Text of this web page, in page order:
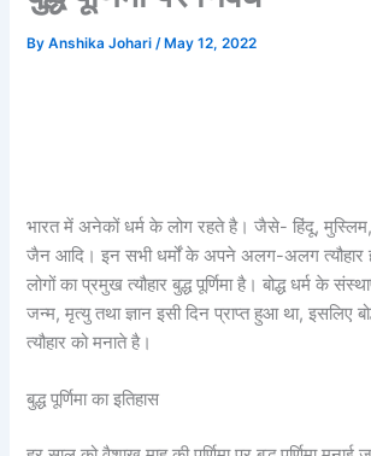
ByAnshika Johari/ May 12, 2022
भारत में अनेकों धर्म के लोग रहते है। जैसे- हिंदू, मुस्लिम,
जैन आदि। इन सभी धर्मों के अपने अलग-अलग त्यौहार
लोगों का प्रमुख त्यौहार बुद्ध पूर्णिमा है। बोद्ध धर्म के
जन्म, मृत्यु तथा ज्ञान इसी दिन प्राप्त हुआ था, इसलिए
त्यौहार को मनाते है।
बुद्ध पूर्णिमा का इतिहास